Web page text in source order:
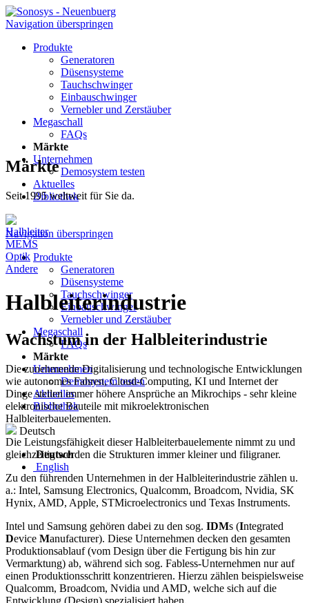
Navigation überspringen
Produkte
Generatoren
Düsensysteme
Tauchschwinger
Einbauschwinger
Vernebler und Zerstäuber
Megaschall
FAQs
Märkte
Unternehmen
Demosystem testen
Aktuelles
Bibliothek
Navigation überspringen
Produkte
Generatoren
Düsensysteme
Tauchschwinger
Einbauschwinger
Vernebler und Zerstäuber
Megaschall
FAQs
Märkte
Unternehmen
Demosystem testen
Aktuelles
Bibliothek
Deutsch
Deutsch
English
Märkte
Seit 1995 weltweit für Sie da.
Halbleiter
MEMS
Optik
Andere
Halbleiterindustrie
Wachstum in der Halbleiterindustrie
Die zunehmende Digitalisierung und technologische Entwicklungen
wie autonomes Fahren, Cloud-Computing, KI und Internet der
Dinge stellen immer höhere Ansprüche an Mikrochips - sehr kleine
elektronische Bauteile mit mikroelektronischen
Halbleiterbauelementen.
Die Leistungsfähigkeit dieser Halbleiterbauelemente nimmt zu und
gleichzeitig werden die Strukturen immer kleiner und filigraner.
Zu den führenden Unternehmen in der Halbleiterindustrie zählen u.
a.: Intel, Samsung Electronics, Qualcomm, Broadcom, Nvidia, SK
Hynix, AMD, Apple, STMicroelectronics und Texas Instruments.
Intel und Samsung gehören dabei zu den sog. IDMs (Integrated
Device Manufacturer). Diese Unternehmen decken den gesamten
Produktionsablauf (vom Design über die Fertigung bis hin zur
Vermarktung) ab, während sich sog. Fabless-Unternehmen nur auf
einen Produktionsschritt konzentrieren. Hierzu zählen beispielsweise
Qualcomm, Broadcom, Nvidia und AMD, welche sich auf die
Entwicklung (Design) spezialisiert haben.